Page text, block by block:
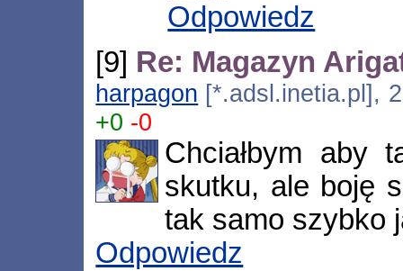
Odpowiedz
[9] Re: Magazyn
harpagon [*.adsl.inetia.pl],
+0 -0
Chciałbym aby
skutku, ale boję
tak samo szybko
Odpowiedz